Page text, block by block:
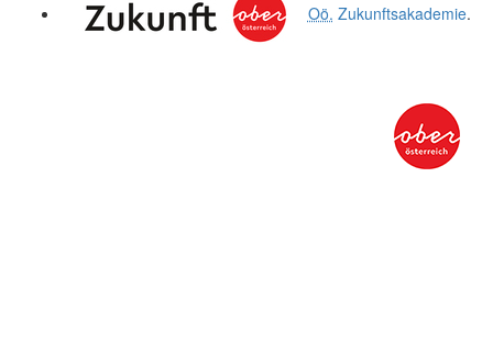
Oö. Zukunftsakademie.